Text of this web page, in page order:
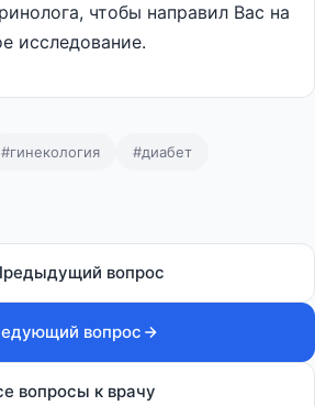
чтобы направил Вас на
исследование.
#гинекология #диабет
вопрос
вопрос
вопросы к врачу